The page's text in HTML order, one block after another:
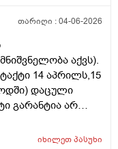
ქალის
მეტი
და ზოგს
თარიღი :04-06-2026
აქვს).
14 აპრილს,15
დაცული
გარანტია არ
არსებობს და
იხილეთპასუხი